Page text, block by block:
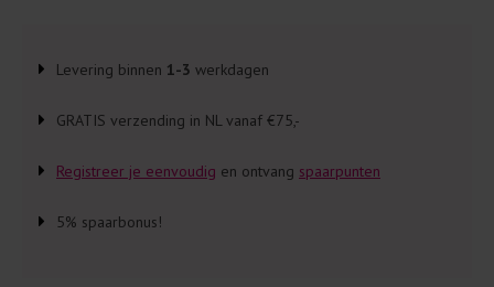
Levering binnen 1-3 werkdagen
GRATIS verzending in NL vanaf €75,-
Registreer je eenvoudig en ontvang spaarpunten
5% spaarbonus!